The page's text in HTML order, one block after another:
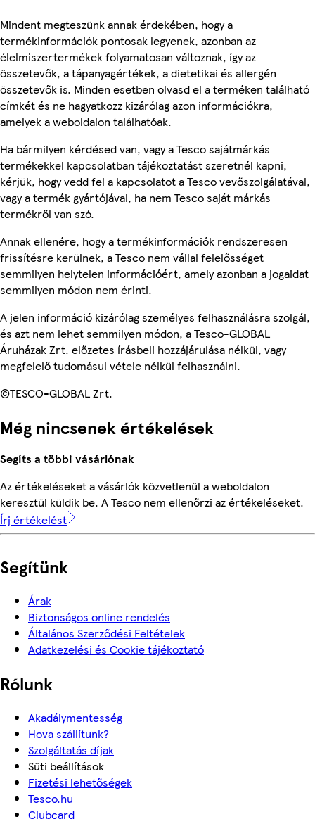
Mindent megteszünk annak érdekében, hogy a
termékinformációk pontosak legyenek, azonban az
élelmiszertermékek folyamatosan változnak, így az
összetevők, a tápanyagértékek, a dietetikai és allergén
összetevők is. Minden esetben olvasd el a terméken található
címkét és ne hagyatkozz kizárólag azon információkra,
amelyek a weboldalon találhatóak.
Ha bármilyen kérdésed van, vagy a Tesco sajátmárkás
termékekkel kapcsolatban tájékoztatást szeretnél kapni,
kérjük, hogy vedd fel a kapcsolatot a Tesco vevőszolgálatával,
vagy a termék gyártójával, ha nem Tesco saját márkás
termékről van szó.
Annak ellenére, hogy a termékinformációk rendszeresen
frissítésre kerülnek, a Tesco nem vállal felelősséget
semmilyen helytelen információért, amely azonban a jogaidat
semmilyen módon nem érinti.
A jelen információ kizárólag személyes felhasználásra szolgál,
és azt nem lehet semmilyen módon, a Tesco-GLOBAL
Áruházak Zrt. előzetes írásbeli hozzájárulása nélkül, vagy
megfelelő tudomásul vétele nélkül felhasználni.
©TESCO-GLOBAL Zrt.
Még nincsenek értékelések
Segíts a többi vásárlónak
Az értékeléseket a vásárlók közvetlenül a weboldalon
keresztül küldik be. A Tesco nem ellenőrzi az értékeléseket.
Írj értékelést
Segítünk
Árak
Biztonságos online rendelés
Általános Szerződési Feltételek
Adatkezelési és Cookie tájékoztató
Rólunk
Akadálymentesség
Hova szállítunk?
Szolgáltatás díjak
Süti beállítások
Fizetési lehetőségek
Tesco.hu
Clubcard